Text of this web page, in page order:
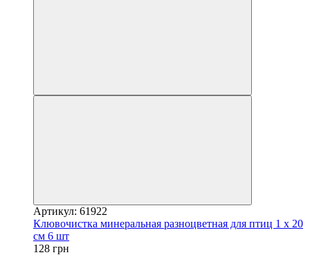
Артикул: 61922
Клювочистка минеральная разноцветная для птиц 1 х 20
см 6 шт
128 грн